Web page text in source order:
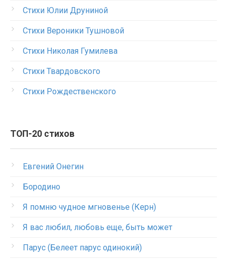
Стихи Юлии Друниной
Стихи Вероники Тушновой
Стихи Николая Гумилева
Стихи Твардовского
Стихи Рождественского
ТОП-20 стихов
Евгений Онегин
Бородино
Я помню чудное мгновенье (Керн)
Я вас любил, любовь еще, быть может
Парус (Белеет парус одинокий)